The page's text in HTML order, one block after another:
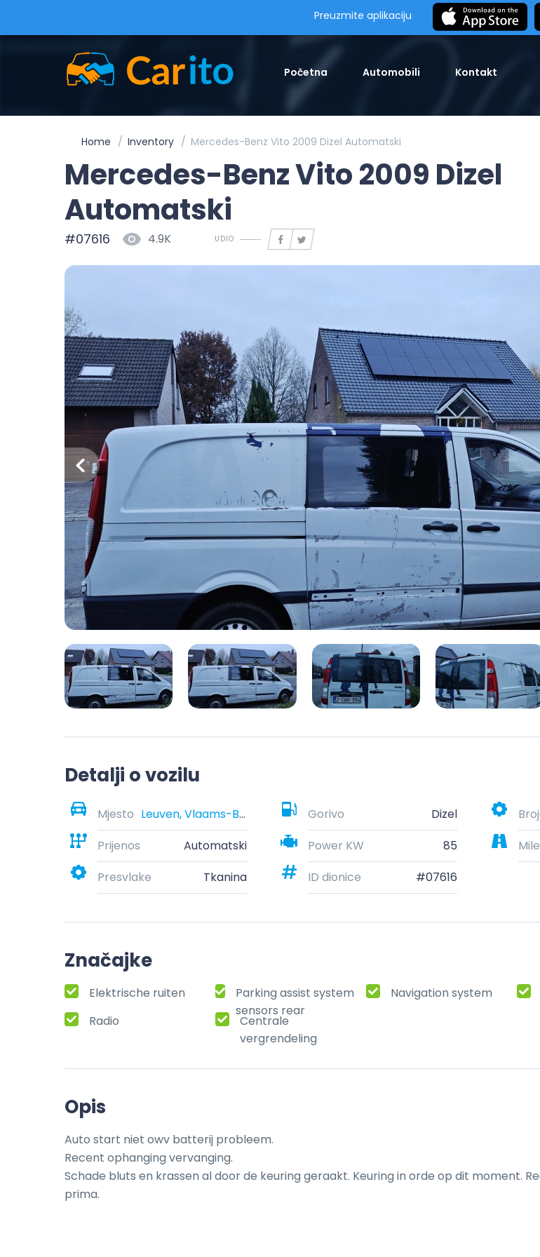
Preuzmite aplikaciju
Početna Automobili Kontakt
Home Inventory Mercedes-Benz Vito 2009 Dizel Automatski
Mercedes-Benz Vito 2009 Dizel
Automatski
#07616 4.9K UDIO
Detalji o vozilu
Mjesto Leuven, Vlaams-Brabant, België Gorivo Dizel
Prijenos
Automatski Power KW 85
Presvlake
Tkanina ID dionice #07616
Značajke
Elektrische ruiten
Parking assist system
sensors rear
Navigation system
Radio
Centrale
vergrendeling
Opis
Auto start niet owv batterij probleem.
Recent ophanging vervanging.
Schade bluts en krassen al door de keuring geraakt. Keuring in orde op dit moment.
prima.